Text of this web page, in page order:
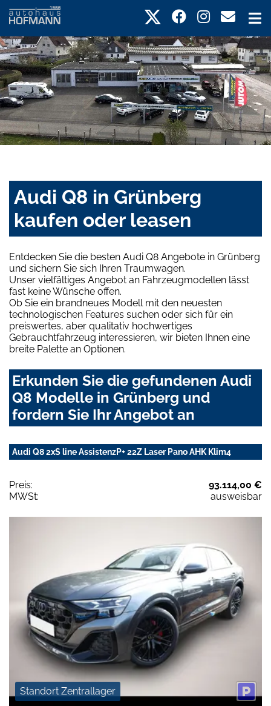
Audi Q8 in Grünberg
kaufen oder leasen
Entdecken Sie die besten Audi Q8 Angebote in Grünberg
und sichern Sie sich Ihren Traumwagen.
Unser vielfältiges Angebot an Fahrzeugmodellen lässt
fast keine Wünsche offen.
Ob Sie ein brandneues Modell mit den neuesten
technologischen Features suchen oder sich für ein
preiswertes, aber qualitativ hochwertiges
Gebrauchtfahrzeug interessieren, wir bieten Ihnen eine
breite Palette an Optionen.
Erkunden Sie die gefundenen Audi
Q8 Modelle in Grünberg und
fordern Sie Ihr Angebot an
Audi Q8 2xS line AssistenzP+ 22Z Laser Pano AHK Klim4
Preis:
93.114,00 €
MWSt:
ausweisbar
Standort Zentrallager